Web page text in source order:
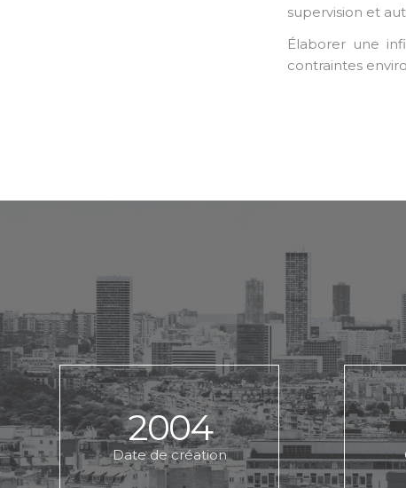
supervision et
Élaborer une
contraintes
2004
Date de création